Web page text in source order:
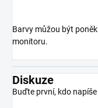
Barvy můžou být
monitoru.
Diskuze
Buďte první, kdo